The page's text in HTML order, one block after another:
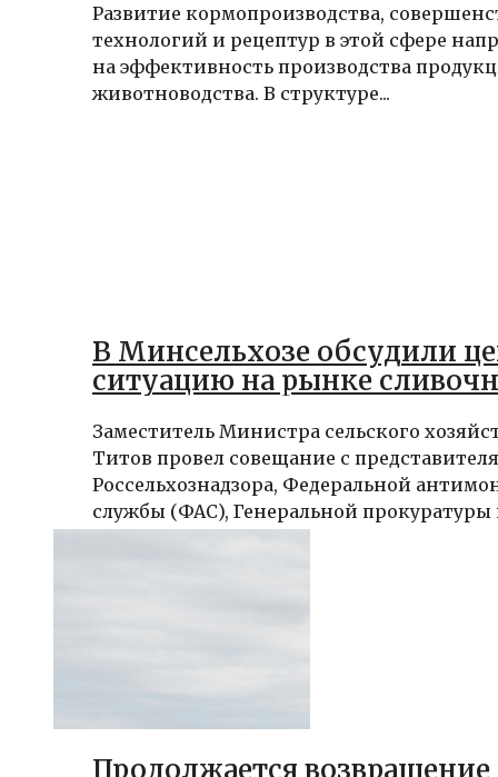
Развитие кормопроизводства,
технологий и рецептур в этой сфере
на эффективность производства
животноводства. В структуре...
В Минсельхозе обсудили
ситуацию на рынке
Заместитель Министра сельского
Титов провел совещание с
Россельхознадзора, Федеральной
службы (ФАС), Генеральной прокуратуры
Продолжается возвращение